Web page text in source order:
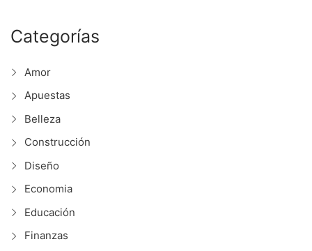
Categorías
Amor
Apuestas
Belleza
Construcción
Diseño
Economia
Educación
Finanzas